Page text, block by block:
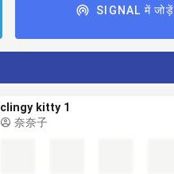
SIGNAL में जोड़ें
clingy kitty 1
奈奈子